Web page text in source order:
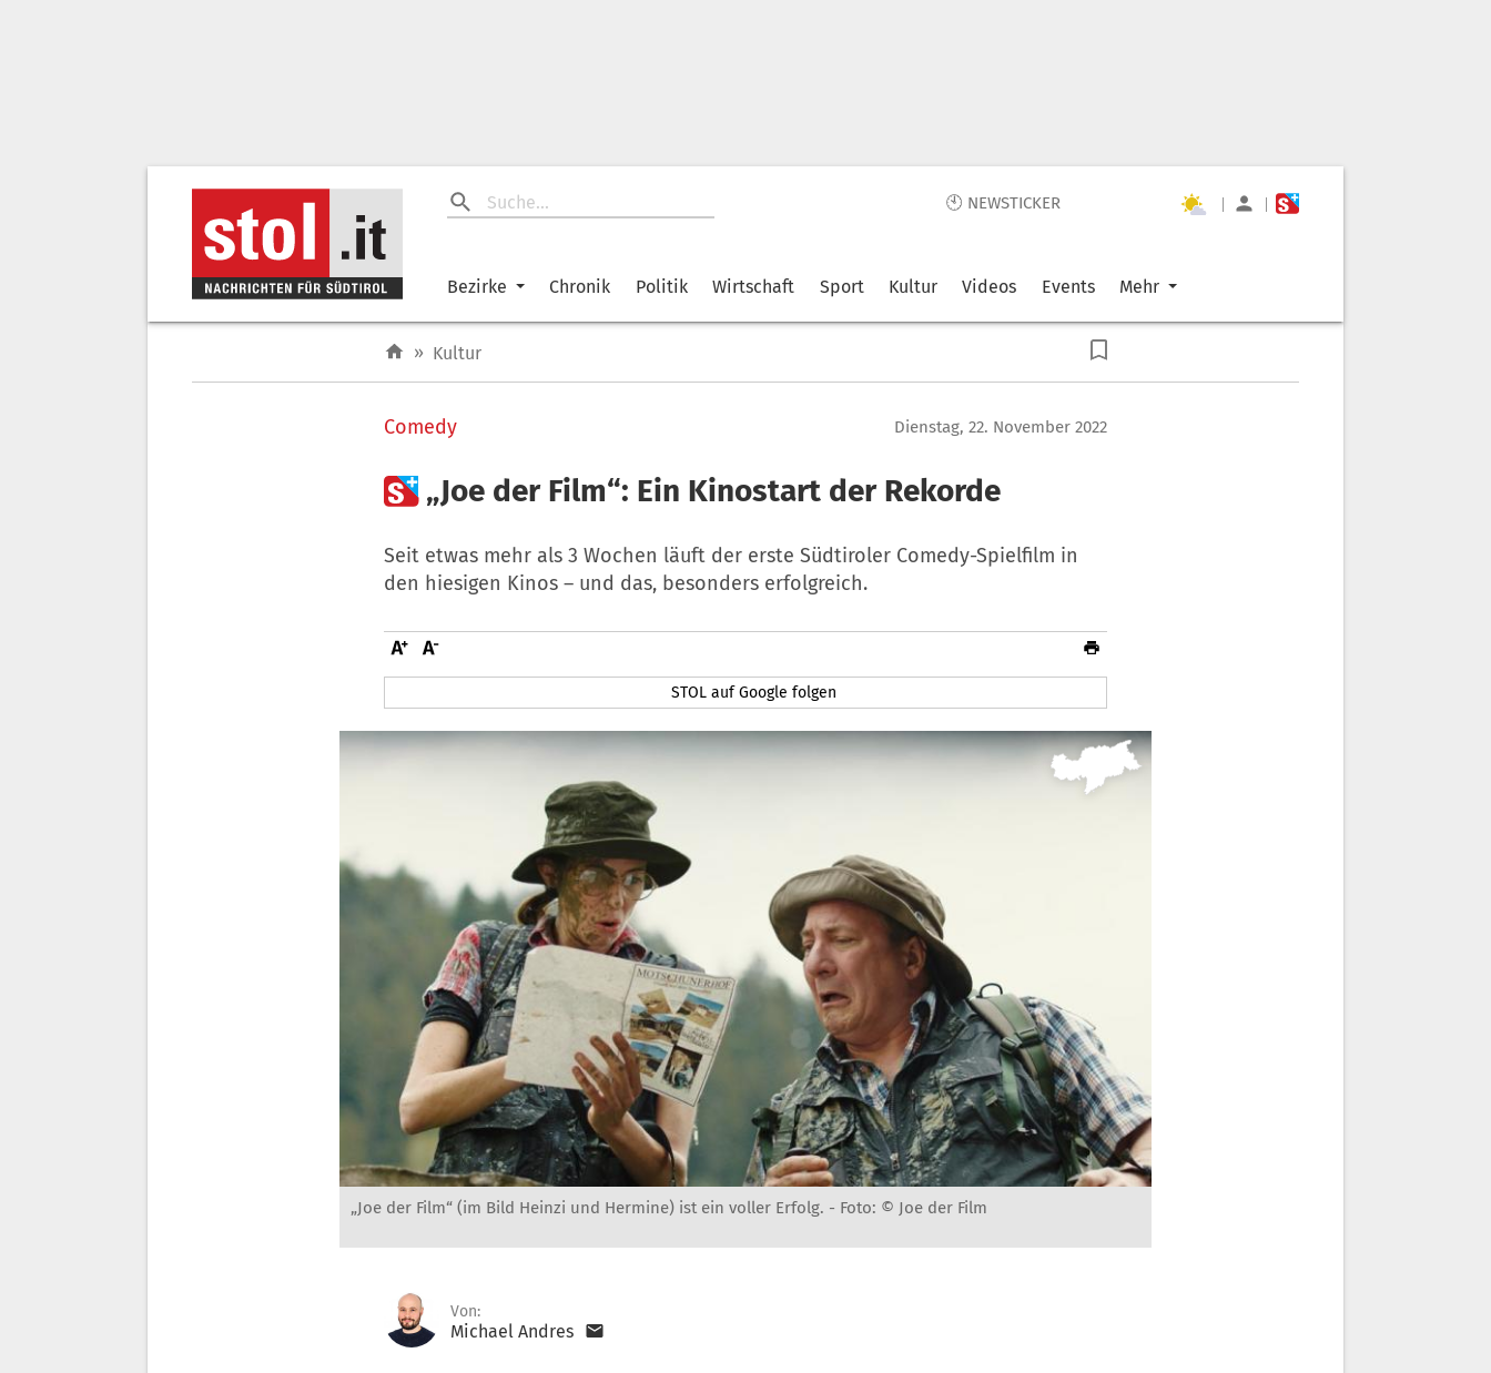
🕙 NEWSTICKER | |
Bezirke Chronik Politik Wirtschaft Sport Kultur Videos Events Mehr
» Kultur
Comedy Dienstag, 22. November 2022
 „Joe der Film“: Ein Kinostart der Rekorde
Seit etwas mehr als 3 Wochen läuft der erste Südtiroler Comedy-Spielfilm in
den hiesigen Kinos – und das, besonders erfolgreich.
STOL auf Google folgen
„Joe der Film“ (im Bild Heinzi und Hermine) ist ein voller Erfolg. - Foto: © Joe der Film
Von:
Michael Andres